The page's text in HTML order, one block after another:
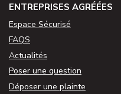
ENTREPRISES AGRÉÉES
Espace Sécurisé
FAQS
Actualités
Poser une question
Déposer une plainte